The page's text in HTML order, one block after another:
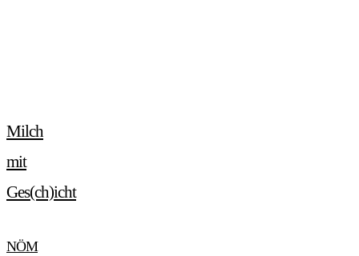
Milch
mit
Ges(ch)icht
NÖM